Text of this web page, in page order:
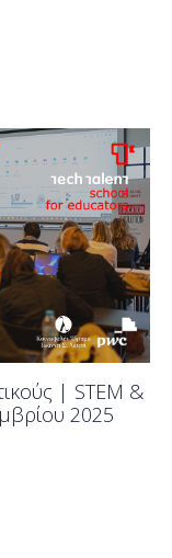
| STEM &
2025